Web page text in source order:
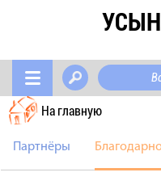
На главную
Партнёры